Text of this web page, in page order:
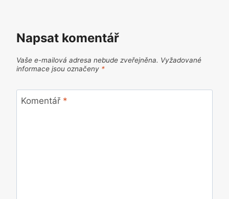
Napsat komentář
Vaše e-mailová adresa nebude zveřejněna. Vyžadované
informace jsou označeny *
Komentář *